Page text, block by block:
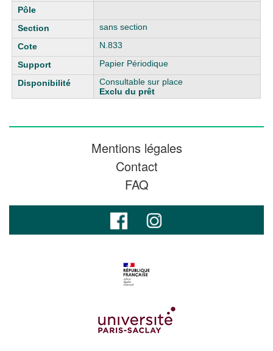
sans section
N.833
Papier Périodique
Consultable sur place
Exclu du prêt
Mentions légales
Contact
FAQ